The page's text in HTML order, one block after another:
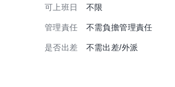
可上班日 不限
管理責任 不需負擔管理責任
是否出差 不需出差/外派